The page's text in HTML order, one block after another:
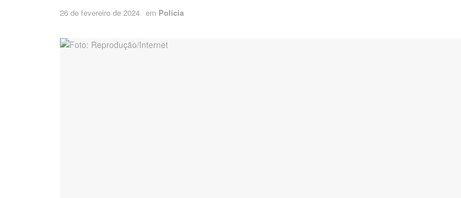
26 de fevereiro de 2024 em Polícia